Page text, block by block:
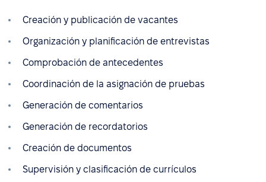
Creación y publicación de vacantes
Organización y planificación de entrevistas
Comprobación de antecedentes
Coordinación de la asignación de pruebas
Generación de comentarios
Generación de recordatorios
Creación de documentos
Supervisión y clasificación de currículos